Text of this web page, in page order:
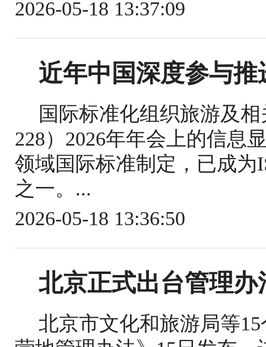
2026-05-18 13:37:09
近年中国深度参与
国际标准化组织旅游及
228）2026年年会上的信息
领域国际标准制定，已成为
之一。...
2026-05-18 13:36:50
北京正式出台管理
北京市文化和旅游局等